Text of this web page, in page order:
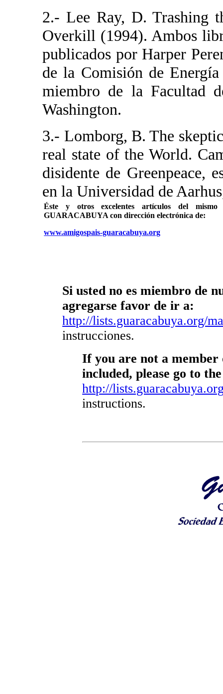
2.- Lee Ray, D. Trashing
Overkill (1994). Ambos
publicados por Harper
de la Comisión de
miembro de la Facultad
Washington.
3.- Lomborg, B. The
real state of the World.
disidente de Greenpeace,
en la Universidad de
Éste y otros excelentes artículos del
GUARACABUYA con dirección electrónica de:
www.amigospais-guaracabuya.org
Si usted no es miembro de
agregarse favor de ir a:
http://lists.guaracabuya.org/
instrucciones.
If you are not a
included, please go to
http://
instructions.